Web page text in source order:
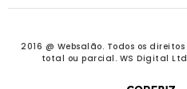
2016 @ Websalão. Todos os
total ou parcial. WS Digital